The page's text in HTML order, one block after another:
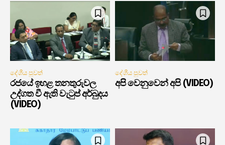
දේශීය පුවත්
රජයේ ඉහළ තනතුරුවල
උද්ගත වී ඇති වැටුප් අර්බුදය
(VIDEO)
දේශීය පුවත්
අපි වෙනුවෙන් අපි (VIDEO)